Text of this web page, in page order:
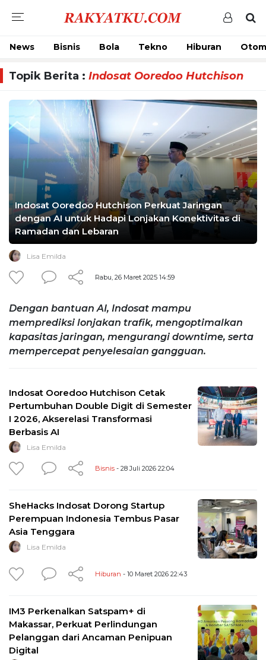
News Bisnis Bola Tekno Hiburan
Topik Berita : Indosat Ooredoo Hutchison
Indosat Ooredoo Hutchison Perkuat Jaringan
dengan AI untuk Hadapi Lonjakan Konektivitas di
Ramadan dan Lebaran
Lisa Emilda
Rabu, 26 Maret 2025 14:59
Dengan bantuan AI, Indosat mampu
memprediksi lonjakan trafik, mengoptimalkan
kapasitas jaringan, mengurangi downtime, serta
mempercepat penyelesaian gangguan.
Indosat Ooredoo Hutchison Cetak
Pertumbuhan Double Digit di Semester
I 2026, Akserelasi Transformasi
Berbasis AI
Lisa Emilda
Bisnis - 28 Juli 2026 22:04
SheHacks Indosat Dorong Startup
Perempuan Indonesia Tembus Pasar
Asia Tenggara
Lisa Emilda
Hiburan - 10 Maret 2026 22:43
IM3 Perkenalkan Satspam+ di
Makassar, Perkuat Perlindungan
Pelanggan dari Ancaman Penipuan
Digital